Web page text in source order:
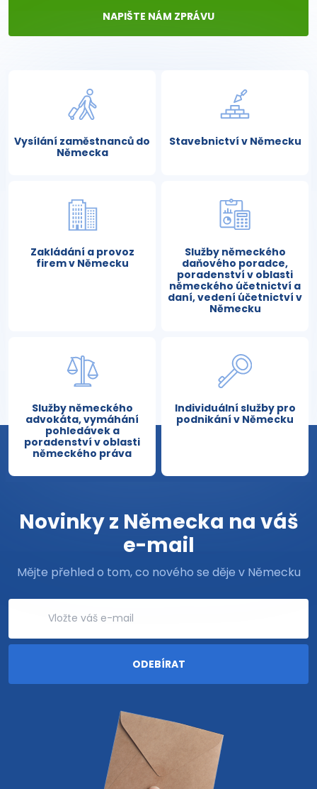
NAPIŠTE NÁM ZPRÁVU
Vysílání zaměstnanců do
Německa
Stavebnictví v Německu
Zakládání a provoz
firem v Německu
Služby německého
daňového poradce,
poradenství v oblasti
německého účetnictví a
daní, vedení účetnictví v
Německu
Služby německého
advokáta, vymáhání
pohledávek a
poradenství v oblasti
německého práva
Individuální služby pro
podnikání v Německu
Novinky z Německa na váš
e-mail
Mějte přehled o tom, co nového se děje v Německu